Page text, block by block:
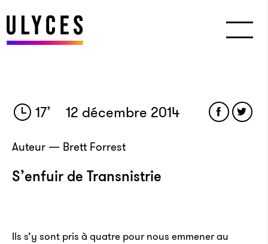
17’ 12 décembre 2014
Auteur — Brett Forrest
S’enfuir de Transnistrie
Ils s’y sont pris à quatre pour nous emmener au